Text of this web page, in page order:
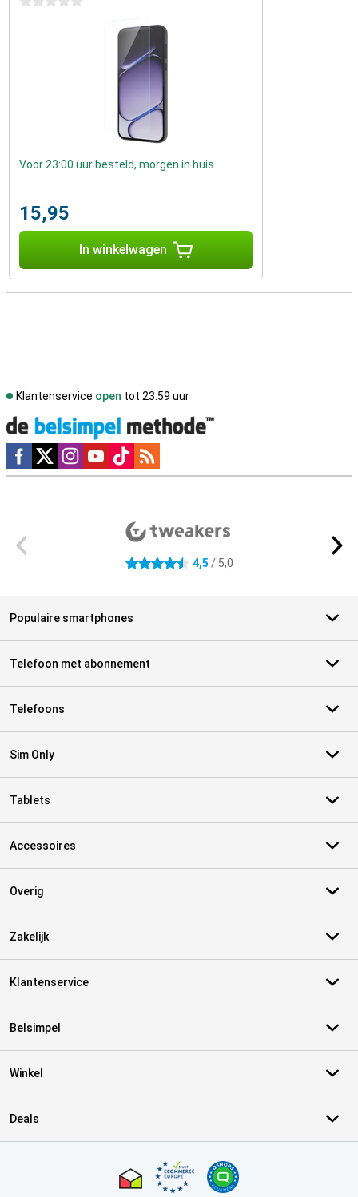
Voor 23:00 uur besteld, morgen in huis
15,95
In winkelwagen
Klantenservice open tot 23.59 uur
Social media
4.5 sterren 4,5 / 5,0
Populaire smartphones
Telefoon met abonnement
Telefoons
Sim Only
Tablets
Accessoires
Overig
Zakelijk
Klantenservice
Belsimpel
Winkel
Deals